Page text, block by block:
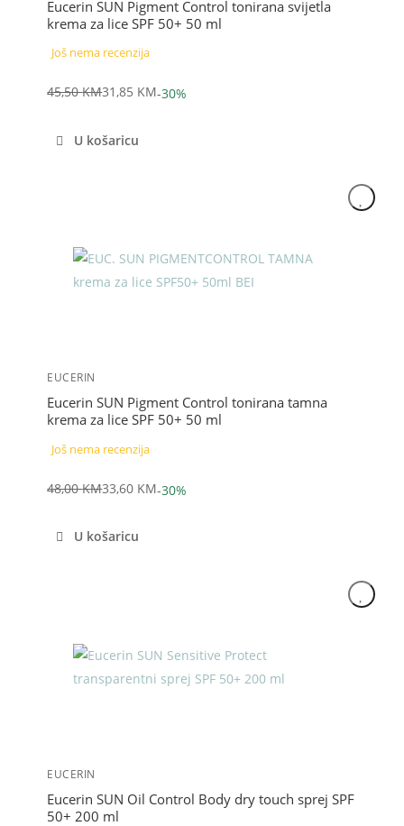
Eucerin SUN Pigment Control tonirana svijetla
krema za lice SPF 50+ 50 ml
Još nema recenzija
45,50KM
Izvorna
bila
31,85 KM
Trenutna
je:
-30%
U košaricu
EUCERIN
Eucerin SUN Pigment Control tonirana tamna
krema za lice SPF 50+ 50 ml
Još nema recenzija
48,00KM
Izvorna
bila
33,60 KM
Trenutna
je:
-30%
U košaricu
EUCERIN
Eucerin SUN Oil Control Body dry touch sprej SPF
50+ 200 ml